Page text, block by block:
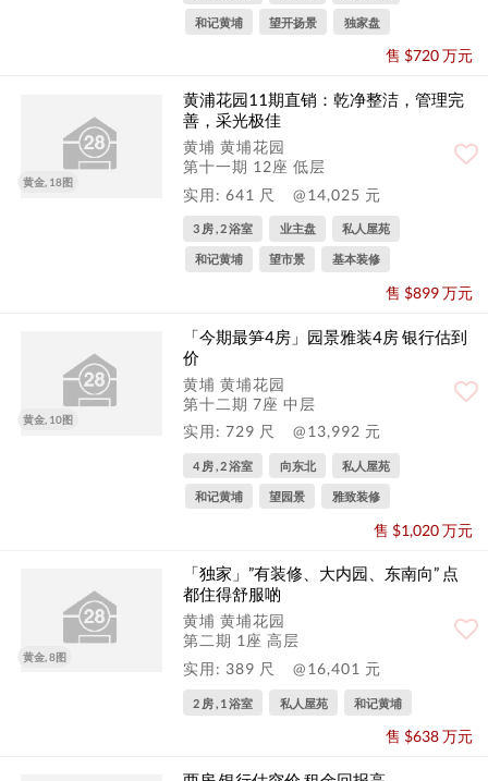
和记黄埔 望开扬景 独家盘
售 $720 万元
黄金, 18图
黄浦花园11期直销：乾净整洁，管理完
善，采光极佳
黄埔 黄埔花园
第十一期 12座 低层
实用: 641 尺
@14,025 元
3 房 , 2 浴室 业主盘 私人屋苑
和记黄埔 望市景 基本装修
售 $899 万元
黄金, 10图
「今期最笋4房」园景雅装4房 银行估到
价
黄埔 黄埔花园
第十二期 7座 中层
实用: 729 尺
@13,992 元
4 房 , 2 浴室 向东北 私人屋苑
和记黄埔 望园景 雅致装修
售 $1,020 万元
黄金, 8图
「独家」”有装修、大内园、东南向” 点
都住得舒服啲
黄埔 黄埔花园
第二期 1座 高层
实用: 389 尺
@16,401 元
2 房 , 1 浴室 私人屋苑 和记黄埔
售 $638 万元